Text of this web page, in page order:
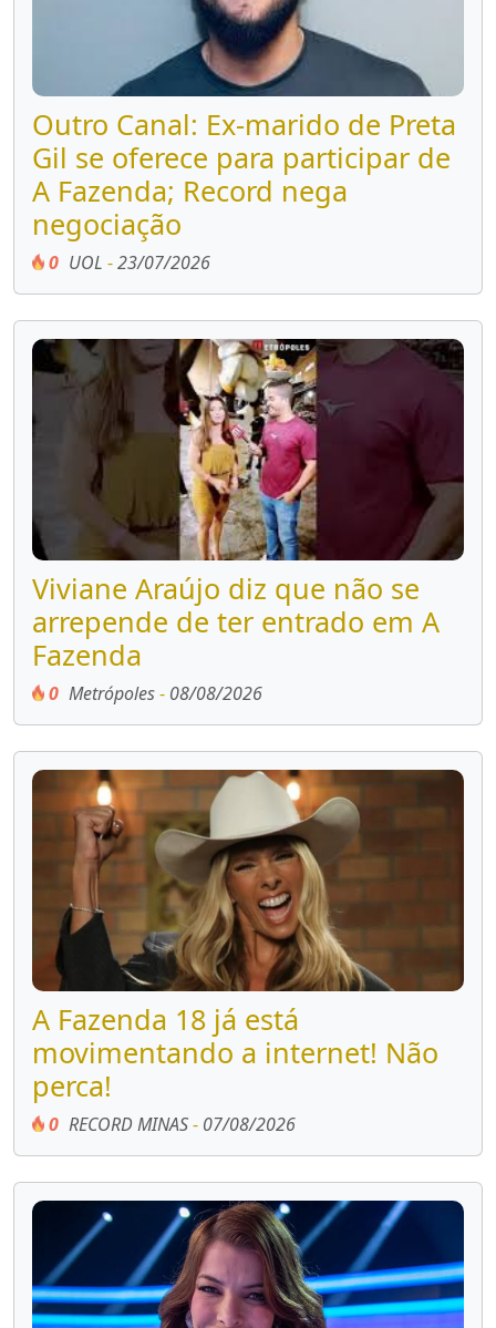
Outro Canal: Ex-marido de Preta
Gil se oferece para participar de
A Fazenda; Record nega
negociação
0 UOL -23/07/2026
Viviane Araújo diz que não se
arrepende de ter entrado em A
Fazenda
0 Metrópoles- 08/08/2026
A Fazenda 18 já está
movimentando a internet! Não
perca!
0 RECORD MINAS- 07/08/2026